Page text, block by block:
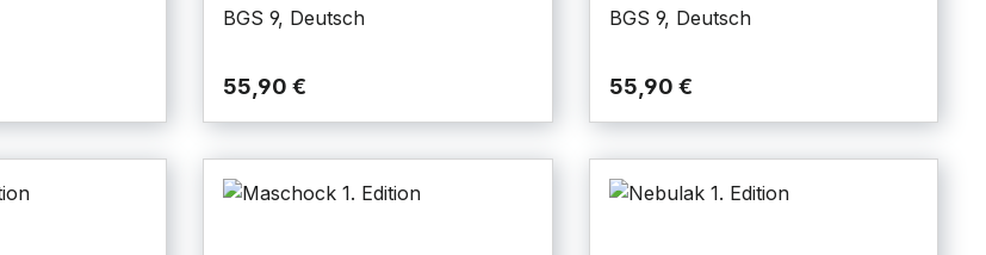
BGS 9, Deutsch
55,90 €
BGS 9, Deutsch
55,90 €